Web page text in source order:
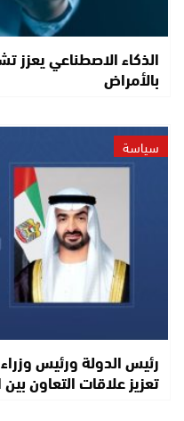
الذكاء الاصطناعي يعزز
بالأمراض
سياسة
رئيس الدولة ورئيس
تعزيز علاقات التعاون